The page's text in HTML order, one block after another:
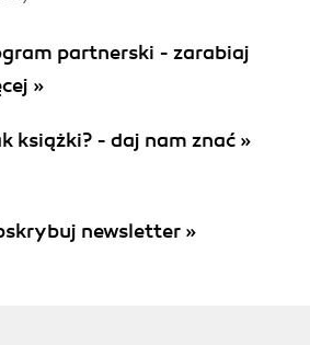
partnerski - zarabiaj
»
książki? - daj nam znać »
newsletter »